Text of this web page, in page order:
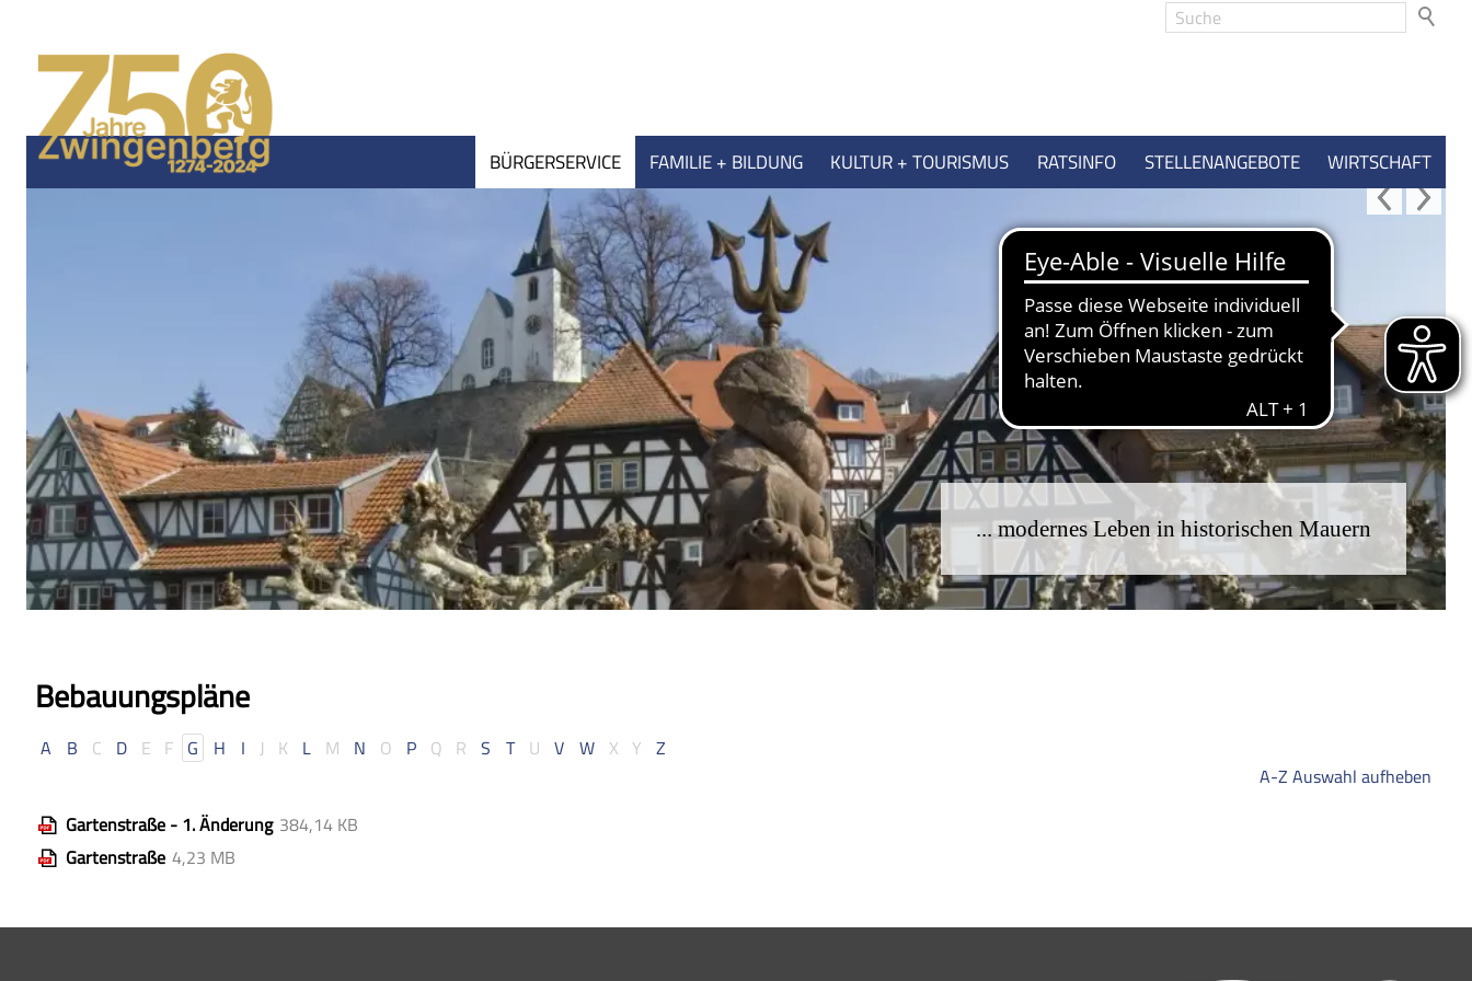
BÜRGERSERVICE FAMILIE + BILDUNG KULTUR + TOURISMUS RATSINFO STELLENANGEBOTE WIRTSCHAFT
... modernes Leben in historischen Mauern
Bebauungspläne
A B C D E F G H I J K L M N O P Q R S T U V W X Y Z
A-Z Auswahl aufheben
Gartenstraße - 1. Änderung 384,14 KB
Gartenstraße 4,23 MB